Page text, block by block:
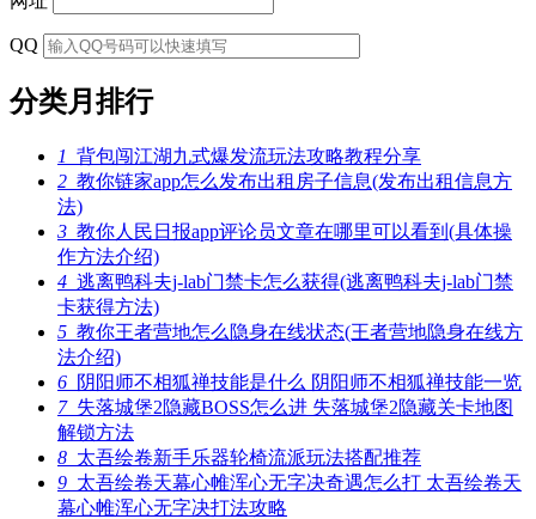
QQ
分类月排行
1 背包闯江湖九式爆发流玩法攻略教程分享
2 教你链家app怎么发布出租房子信息(发布出租信息方
法)
3 教你人民日报app评论员文章在哪里可以看到(具体操
作方法介绍)
4 逃离鸭科夫j-lab门禁卡怎么获得(逃离鸭科夫j-lab门禁
卡获得方法)
5 教你王者营地怎么隐身在线状态(王者营地隐身在线方
法介绍)
6 阴阳师不相狐禅技能是什么 阴阳师不相狐禅技能一览
7失落城堡2隐藏BOSS怎么进 失落城堡2隐藏关卡地图
解锁方法
8 太吾绘卷新手乐器轮椅流派玩法搭配推荐
9 太吾绘卷天幕心帷浑心无字决奇遇怎么打 太吾绘卷天
幕心帷浑心无字决打法攻略